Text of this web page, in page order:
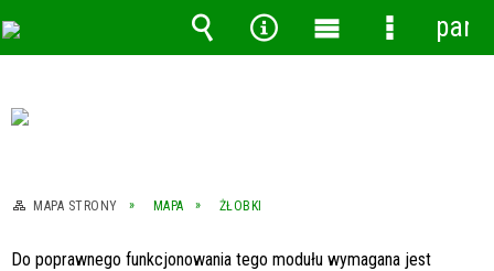
MAPA STRONY MAPA ŻŁOBKI
Do poprawnego funkcjonowania tego modułu wymagana jest
Wyszukiwarka
Narzędzia
MenuMenu